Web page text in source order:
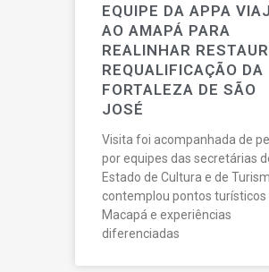
EQUIPE DA APPA
AO AMAPÁ PARA
REALINHAR
REQUALIFICAÇÃO DA
FORTALEZA DE SÃO
JOSÉ
Visita foi acompanhada de
por equipes das secretárias
Estado de Cultura e de
contemplou pontos turísticos
Macapá e experiências
diferenciadas